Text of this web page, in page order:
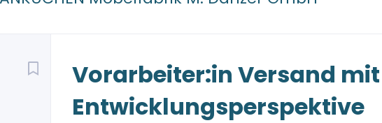
to
job
Vorarbeiter:in Versand mit
Entwicklungsperspektive